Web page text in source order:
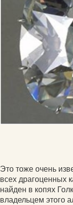
Это тоже очень
всех драгоценных
найден в копях
владельцем этого